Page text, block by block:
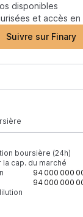
disponibles
et accès
Suivre sur Finary
boursière (24h)
cap. du marché
94 000 000
94 000 000